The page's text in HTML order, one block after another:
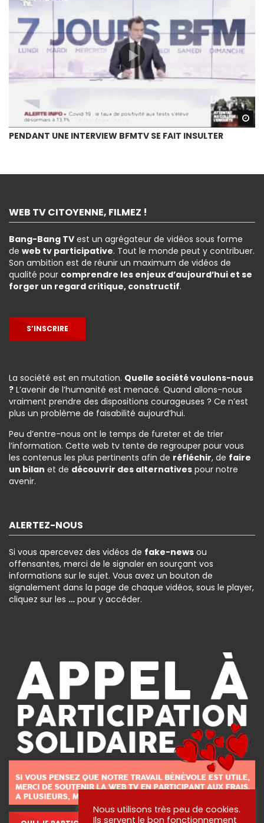
PENDANT UNE INTERVIEW BFMTV SE FAIT INSULTER
WEB TV CITOYENNE, FILMEZ !
Bang-Bang TV est un agrégateur de vidéos sous forme
de web tv participative. Tout le monde peut y contribuer.
Son ambition est de réunir un maximum de vidéos de
qualité pour comprendre les enjeux d’aujourd’hui et se
forger un regard critique, constructif.
S’INSCRIRE
La société est en mutation. Quelle société voulons-nous
? L’avenir de l’humanité est menacé. Quand allons-nous
vraiment prendre des dispositions courageuses ? Ce n’est
plus un problème de faisabilité aujourd’hui.
Peu d’entre-nous ont le temps de fureter et de trier
l’information. Cette web tv tente de regrouper pour vous
les contenus les plus pertinents afin de réfléchir, de faire
un bilan et de découvrir des alternatives pour notre
avenir.
ALERTEZ-NOUS
Si vous apercevez des vidéos de fake-news ou
offensantes, merci de le signaler en sourçant vos
informations sur le sujet. Vous avez un bouton de
signalement dans la page de chaque vidéos, sous le player,
cliquez sur les … pour y accéder.
Nous utilisons très peu de cookies.
Ils servent le bon fonctionnement